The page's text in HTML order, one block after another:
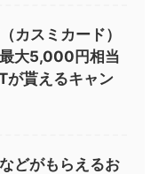
カスミカード）
大5,000円相当
が貰えるキャン
どがもらえるお